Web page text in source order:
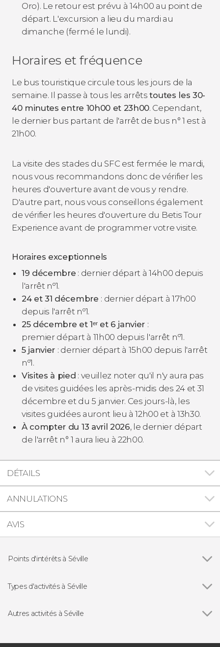
Oro). Le retour est prévu à 14h00 au point de
départ. L'excursion a lieu du mardi au
dimanche (fermé le lundi).
Horaires et fréquence
Le bus touristique circule tous les jours de la
semaine. Il passe à tous les arrêtstoutes les 30-
40 minutes entre 10h00 et 23h00. Cependant,
le dernier bus partant de l'arrêt de bus n° 1 est à
21h00.
La visite des stades du SFC est fermée le mardi,
nous vous recommandons donc de vérifier les
heures d'ouverture avant de vous y rendre.
D'autre part, nous vous conseillons également
de vérifier les heures d'ouverture du Betis Tour
Experience avant de programmer votre visite.
Horaires exceptionnels
19 décembre : dernier départ à 14h00 depuis
l'arrêt nº1.
24 et 31 décembre : dernier départ à 17h00
depuis l'arrêt nº1.
25 décembre et 1ᵉʳ et 6 janvier :
premier départ à 11h00 depuis l'arrêt nº1.
5 janvier : dernier départ à 15h00 depuis l'arrêt
nº1.
Visites à pied : veuillez noter qu'il n'y aura pas
de visites guidées les après-midis des 24 et 31
décembre et du 5 janvier. Ces jours-là, les
visites guidées auront lieu à 12h00 et à 13h30.
À compter du 13 avril 2026, le dernier départ
de l'arrêt n° 1 aura lieu à 22h00.
DÉTAILS
ANNULATIONS
AVIS
Points d'intérêts à Séville
La Giralda
Alcazar de Séville
Église du Divin Sauveur
Types d'activités à Séville
Free tours à Séville
Autres activités à Séville
Giralda